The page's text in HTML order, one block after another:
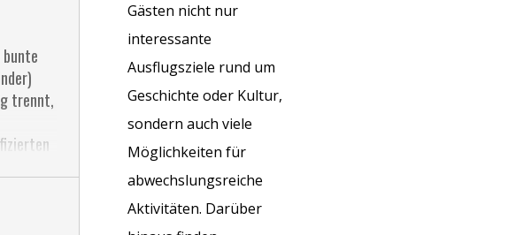
trennt,
Gästen nicht nur
interessante
Ausflugsziele rund um
Geschichte oder Kultur,
sondern auch viele
Möglichkeiten für
abwechslungsreiche
Aktivitäten. Darüber